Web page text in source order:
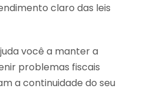
claro das leis
você a manter a
problemas fiscais
a continuidade do seu